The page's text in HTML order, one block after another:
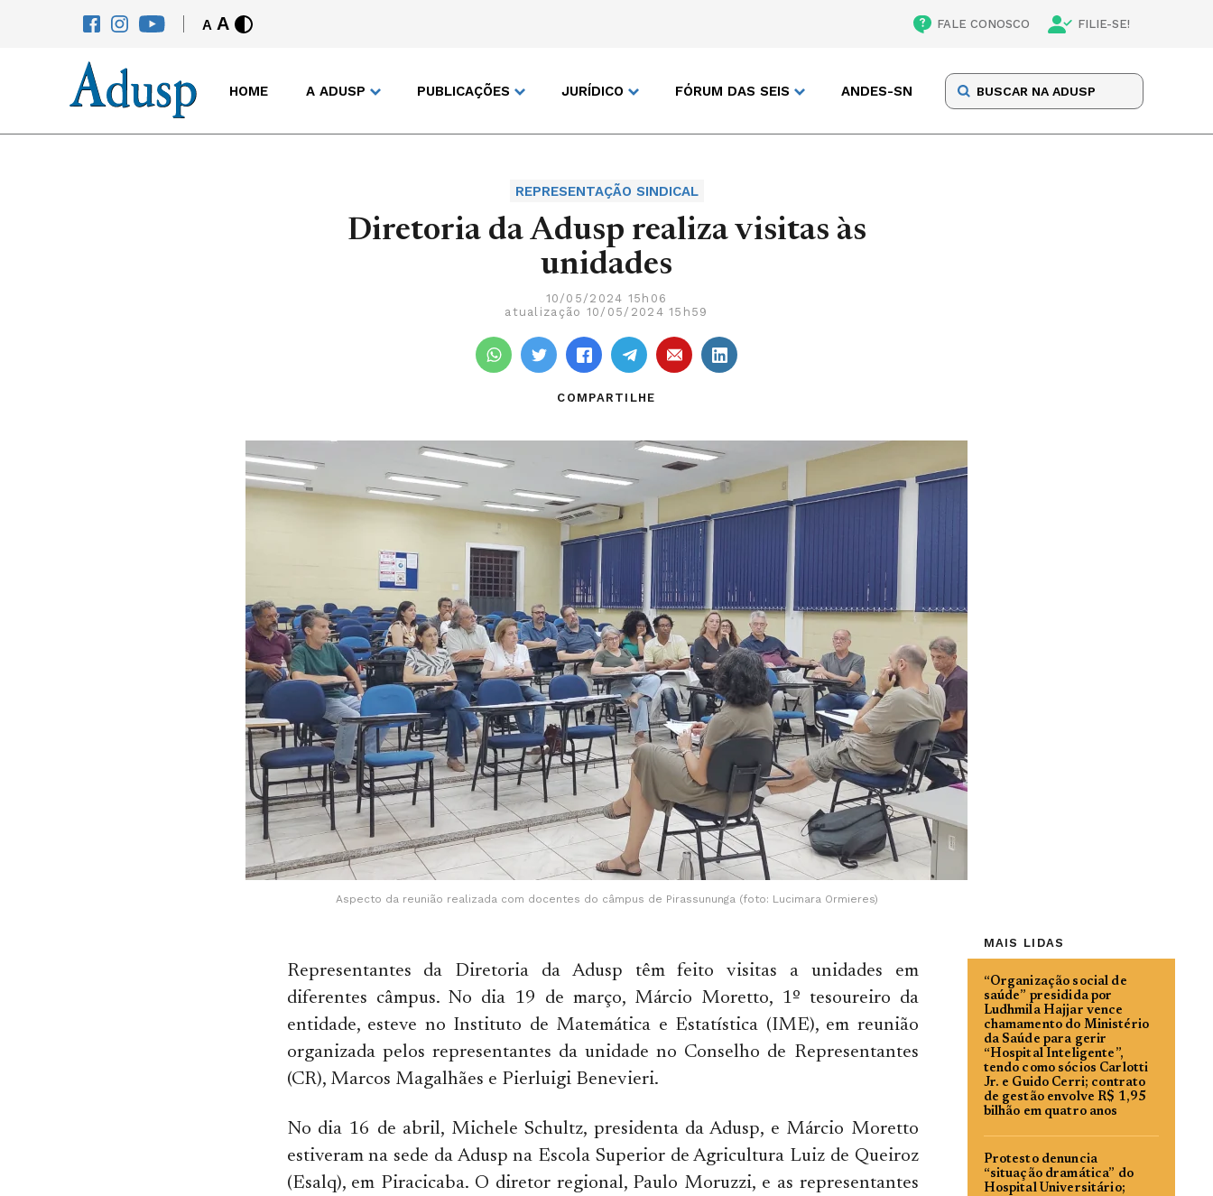
A A FALE CONOSCO FILIE-SE!
HOME A ADUSP PUBLICAÇÕES JURÍDICO FÓRUM DAS SEIS ANDES-SN
REPRESENTAÇÃO SINDICAL
Diretoria da Adusp realiza visitas às
unidades
10/05/2024 15h06
atualização 10/05/2024 15h59
COMPARTILHE
Aspecto da reunião realizada com docentes do câmpus de Pirassununga (foto: Lucimara Ormieres)
Representantes da Diretoria da Adusp têm feito visitas a unidades em
diferentes câmpus. No dia 19 de março, Márcio Moretto, 1º tesoureiro da
entidade, esteve no Instituto de Matemática e Estatística (IME), em reunião
organizada pelos representantes da unidade no Conselho de Representantes
(CR), Marcos Magalhães e Pierluigi Benevieri.
No dia 16 de abril, Michele Schultz, presidenta da Adusp, e Márcio Moretto
estiveram na sede da Adusp na Escola Superior de Agricultura Luiz de Queiroz
(Esalq), em Piracicaba. O diretor regional, Paulo Moruzzi, e as representantes
MAIS LIDAS
“Organização social de
saúde” presidida por
Ludhmila Hajjar vence
chamamento do Ministério
da Saúde para gerir
“Hospital Inteligente”,
tendo como sócios Carlotti
Jr. e Guido Cerri; contrato
de gestão envolve R$ 1,95
bilhão em quatro anos
Protesto denuncia
“situação dramática” do
Hospital Universitário;